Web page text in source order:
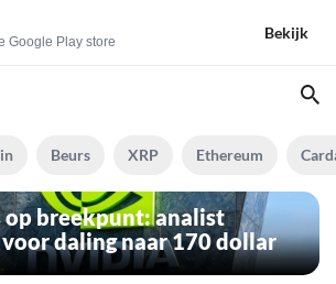
Google Play store
Bekijk
Beurs XRP Ethereum
op breekpunt: analist
daling naar 170 dollar